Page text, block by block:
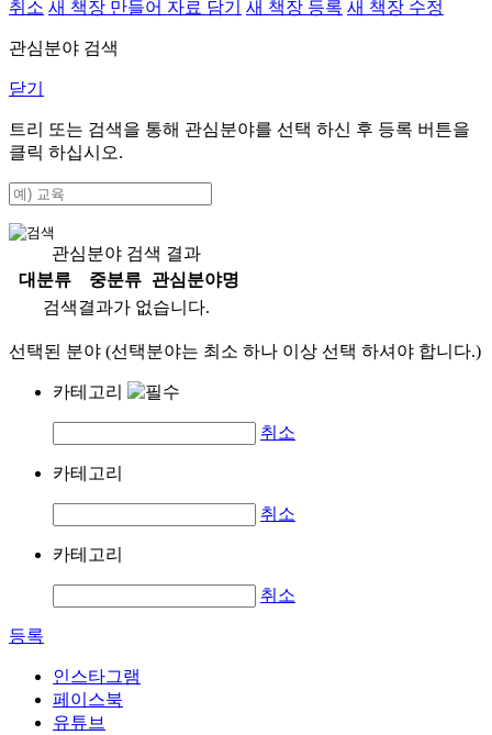
취소 새 책장 만들어 자료 담기 새 책장 등록 새 책장 수정
관심분야 검색
닫기
트리 또는 검색을 통해 관심분야를 선택 하신 후 등록 버튼을
클릭 하십시오.
관심분야 검색 결과
대분류
중분류
관심분야명
검색결과가 없습니다.
선택된 분야 (선택분야는 최소 하나 이상 선택 하셔야 합니다.)
카테고리
취소
카테고리
취소
카테고리
취소
등록
인스타그램
페이스북
유튜브